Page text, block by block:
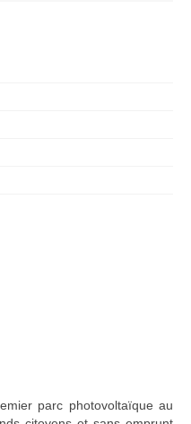
parc photovoltaïque au